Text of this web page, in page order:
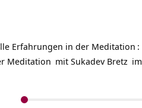
Erfahrungen in der Meditation
Meditation mit Sukadev Bretz